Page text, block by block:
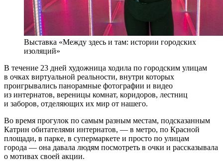
Выставка «Между здесь и там: истории городских
изоляций»
В течение 23 дней художница ходила по городским улицам
в очках виртуальной реальности, внутри которых
проигрывались панорамные фотографии и видео
из интернатов, вереницы комнат, коридоров, лестниц
и заборов, отделяющих их мир от нашего.
Во время прогулок по самым разным местам, подсказанным
Катрин обитателями интернатов, — в метро, по Красной
площади, в парке, в супермаркете и просто по улицам
города — она давала людям посмотреть в очки и рассказывала
о мотивах своей акции.